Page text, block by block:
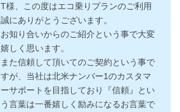
T様、この度はエコ乗りプランのご利用
誠にありがとうございます。
お知り合いからのご紹介という事で大変
嬉しく思います。
また信頼して頂いてのご契約という事で
すが、当社は北米ナンバー1のカスタマ
ーサポートを目指しており『信頼』とい
う言葉は一番嬉しく励みになるお言葉で